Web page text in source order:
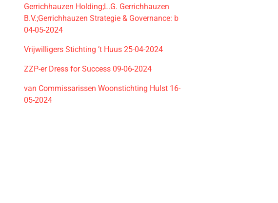
Gerrichhauzen Holding;L.G. Gerrichhauzen
B.V.;Gerrichhauzen Strategie & Governance: b
04-05-2024
Vrijwilligers Stichting ’t Huus 25-04-2024
ZZP-er Dress for Success 09-06-2024
van Commissarissen Woonstichting Hulst 16-
05-2024